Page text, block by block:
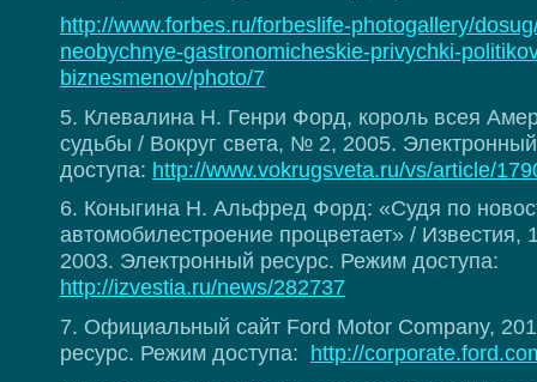
http://www.forbes.ru/forbeslife-photogallery/
neobychnye-gastronomicheskie-privychki-
biznesmenov/photo/7
5. Клевалина Н. Генри Форд, король всея
судьбы / Вокруг света, № 2, 2005.
доступа: http://www.vokrugsveta.ru/vs/article/
6. Коныгина Н. Альфред Форд: «Судя по
автомобилестроение процветает» / Известия,
2003. Электронный ресурс. Режим доступа:
http://izvestia.ru/news/282737
7. Официальный сайт Ford Motor Company,
ресурс. Режим доступа: http://